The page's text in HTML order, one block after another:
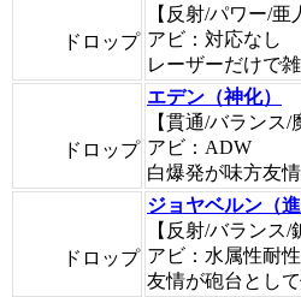
ドロップ
【反射/パワー/亜
アビ：対応なし
レーザーだけで
ドロップ
エデン（神化）
【貫通/バランス/
アビ：ADW
白爆発が味方友
ドロップ
ジョヤベルン（進
【反射/バランス/
アビ：水属性耐性
友情が砲台として